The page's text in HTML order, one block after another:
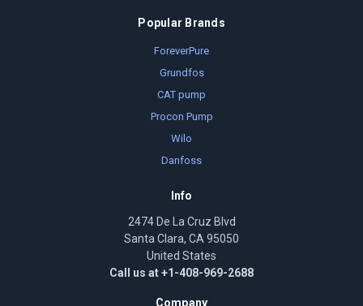
Popular Brands
ForeverPure
Grundfos
CAT pump
Procon Pump
Wilo
Danfoss
Info
2474 De La Cruz Blvd
Santa Clara, CA 95050
United States
Call us at +1-408-969-2688
Company